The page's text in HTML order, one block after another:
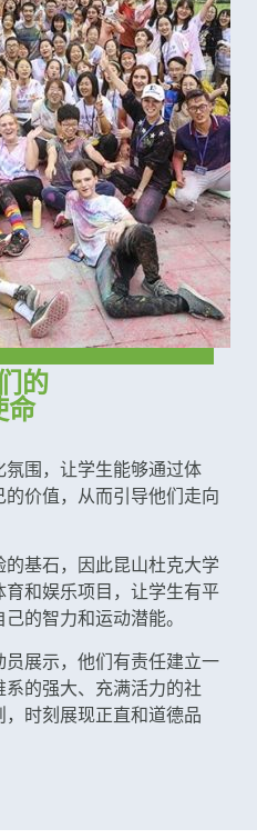
的
命
围，让学生能够通过体
价值，从而引导他们走向
基石，因此昆山杜克大学
和娱乐项目，让学生有平
的智力和运动潜能。
展示，他们有责任建立一
的强大、充满活力的社
时刻展现正直和道德品